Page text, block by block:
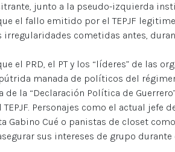
junto a la pseudo-izquierda
el fallo emitido por el TEPJF
irregularidades cometidas antes,
el PRD, el PT y los “líderes” de las
manada de políticos del
de la “Declaración Política de
Personajes como el actual jefe
Gabino Cué o panistas de closet
sus intereses de grupo durante